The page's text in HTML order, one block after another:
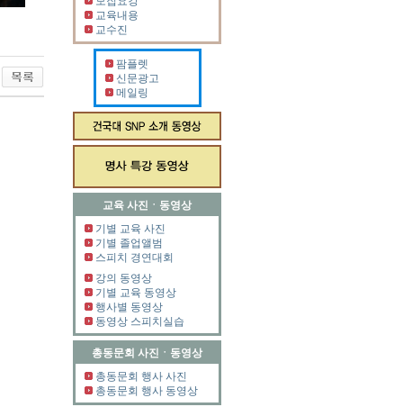
교육내용
교수진
팜플렛
신문광고
메일링
교육 사진ㆍ동영상
기별 교육 사진
기별 졸업앨범
스피치 경연대회
강의 동영상
기별 교육 동영상
행사별 동영상
동영상 스피치실습
총동문회 사진ㆍ동영상
총동문회 행사 사진
총동문회 행사 동영상